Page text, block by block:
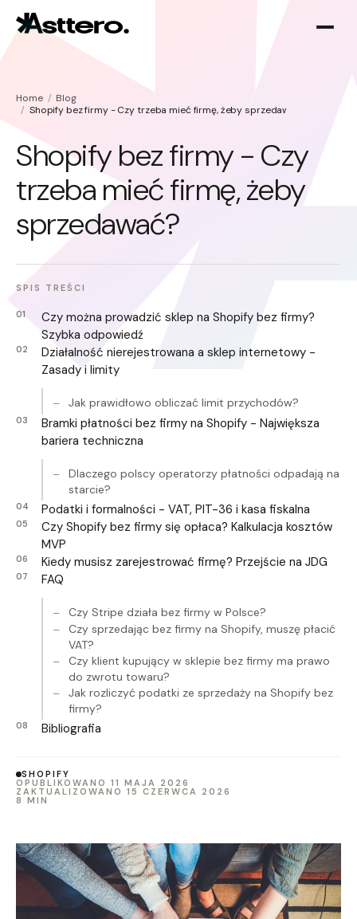
Optymalizacja Shopify
Migracja do Shopify
O nas
Home
Blog
Shopify bez firmy - Czy trzeba mieć firmę, żeby sprzedawać?
Shopify bez firmy - Czy
trzeba mieć firmę, żeby
sprzedawać?
SPIS TREŚCI
Czy można prowadzić sklep na Shopify bez firmy?
Szybka odpowiedź
Działalność nierejestrowana a sklep internetowy -
Zasady i limity
Jak prawidłowo obliczać limit przychodów?
Bramki płatności bez firmy na Shopify - Największa
bariera techniczna
Dlaczego polscy operatorzy płatności odpadają na
starcie?
Podatki i formalności - VAT, PIT-36 i kasa fiskalna
Czy Shopify bez firmy się opłaca? Kalkulacja kosztów
MVP
Kiedy musisz zarejestrować firmę? Przejście na JDG
FAQ
Czy Stripe działa bez firmy w Polsce?
Czy sprzedając bez firmy na Shopify, muszę płacić
VAT?
Czy klient kupujący w sklepie bez firmy ma prawo
do zwrotu towaru?
Jak rozliczyć podatki ze sprzedaży na Shopify bez
firmy?
Bibliografia
SHOPIFY
OPUBLIKOWANO 11 MAJA 2026
ZAKTUALIZOWANO 15 CZERWCA 2026
8 MIN